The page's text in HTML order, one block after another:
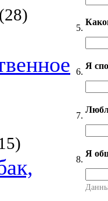
(28)
5.
6.
Я
7.
8.
Я